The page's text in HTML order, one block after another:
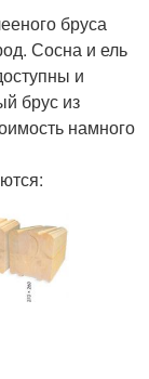
бруса
Сосна и ель
и
брус из
намного